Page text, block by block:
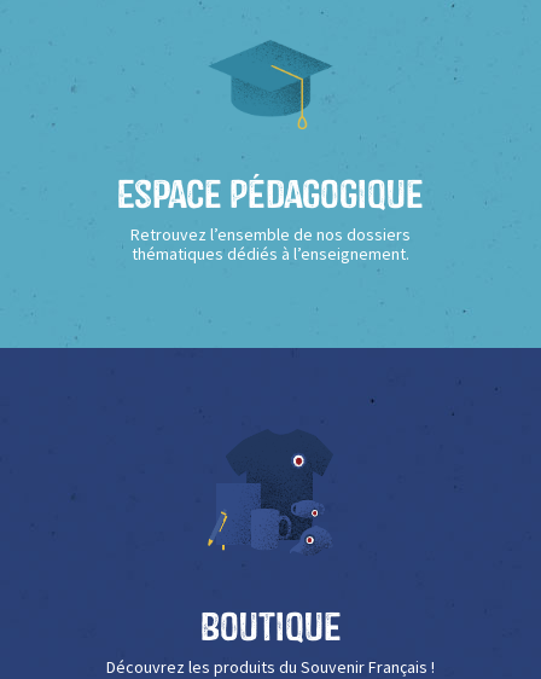
Espace Pédagogique
Retrouvez l’ensemble de nos dossiers
thématiques dédiés à l’enseignement.
Boutique
Découvrez les produits du Souvenir Français !